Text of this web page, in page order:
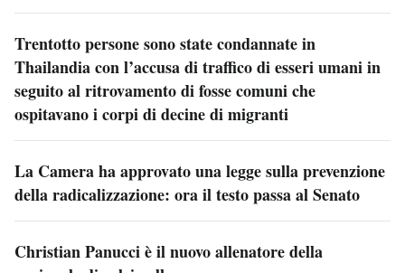
Trentotto persone sono state condannate in
Thailandia con l’accusa di traffico di esseri umani in
seguito al ritrovamento di fosse comuni che
ospitavano i corpi di decine di migranti
La Camera ha approvato una legge sulla prevenzione
della radicalizzazione: ora il testo passa al Senato
Christian Panucci è il nuovo allenatore della